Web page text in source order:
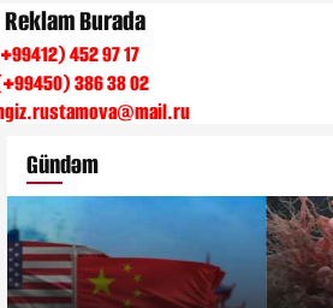
Burada
452 97 17
386 38 02
Gündəm